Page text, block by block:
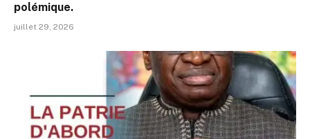
polémique.
juillet 29, 2026